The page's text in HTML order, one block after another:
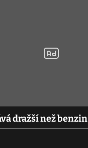
dražší než benzin